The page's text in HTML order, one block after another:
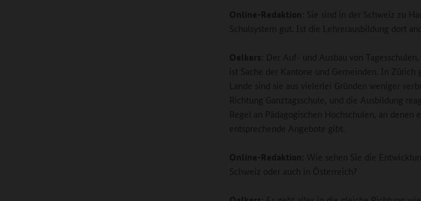
Online-Redaktion : Sie sind in der Schweiz zu
Schulsystem gut. Ist die Lehrerausbildung dort
Oelkers : Der Auf- und Ausbau von
ist Sache der Kantone und Gemeinden. In
Lande sind sie aus vielerlei Gründen weniger
Richtung Ganztagsschule, und die Ausbildung
Regel an Pädagogischen Hochschulen, an denen
entsprechende Angebote gibt.
Online-Redaktion : Wie sehen Sie die
Schweiz oder auch in Österreich?